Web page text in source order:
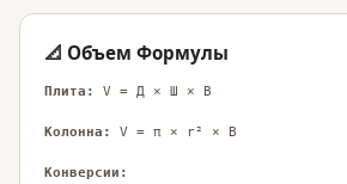
📐 Объем Формулы
Плита: V = Д × Ш × В
Колонна: V = π × r² × В
Конверсии: